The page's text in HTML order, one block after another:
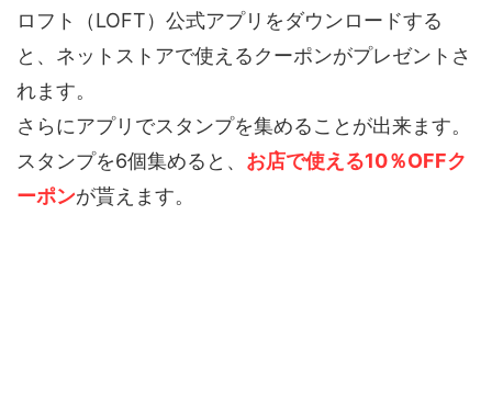
ロフト（LOFT）公式アプリをダウンロードする
と、ネットストアで使えるクーポンがプレゼントさ
れます。
さらにアプリでスタンプを集めることが出来ます。
スタンプを6個集めると、 お店で使える10％OFFク
ーポンが貰えます。